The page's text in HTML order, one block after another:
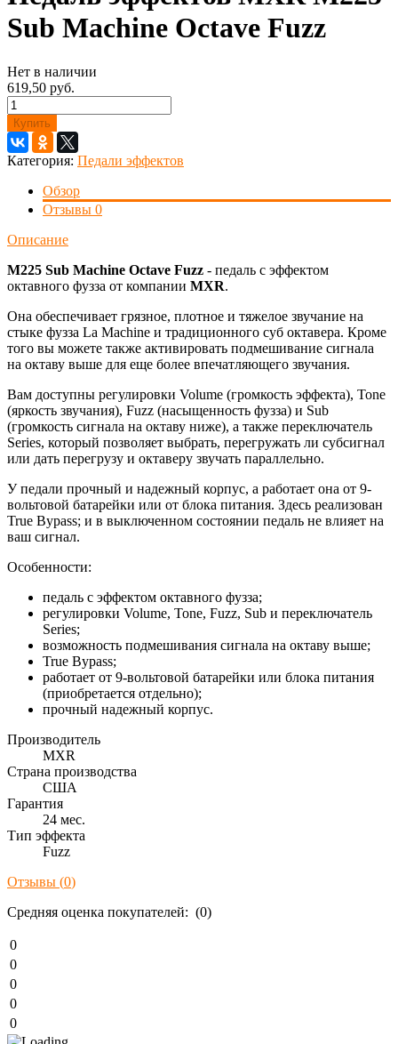
Sub Machine Octave Fuzz
Нет в наличии
619,50 руб.
Купить
Категория: Педали эффектов
Обзор
Отзывы 0
Описание
M225 Sub Machine Octave Fuzz - педаль с эффектом
октавного фузза от компании MXR.
Она обеспечивает грязное, плотное и тяжелое звучание на
стыке фузза La Machine и традиционного суб октавера. Кроме
того вы можете также активировать подмешивание сигнала
на октаву выше для еще более впечатляющего звучания.
Вам доступны регулировки Volume (громкость эффекта), Tone
(яркость звучания), Fuzz (насыщенность фузза) и Sub
(громкость сигнала на октаву ниже), а также переключатель
Series, который позволяет выбрать, перегружать ли субсигнал
или дать перегрузу и октаверу звучать параллельно.
У педали прочный и надежный корпус, а работает она от 9-
вольтовой батарейки или от блока питания. Здесь реализован
True Bypass; и в выключенном состоянии педаль не влияет на
ваш сигнал.
Особенности:
педаль с эффектом октавного фузза;
регулировки Volume, Tone, Fuzz, Sub и переключатель
Series;
возможность подмешивания сигнала на октаву выше;
True Bypass;
работает от 9-вольтовой батарейки или блока питания
(приобретается отдельно);
прочный надежный корпус.
Производитель
MXR
Страна производства
США
Гарантия
24 мес.
Тип эффекта
Fuzz
Отзывы (0)
Средняя оценка покупателей: (0)
0
0
0
0
0